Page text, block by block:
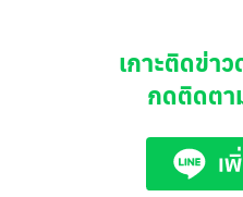
เกาะติดข่า
กดติดตา